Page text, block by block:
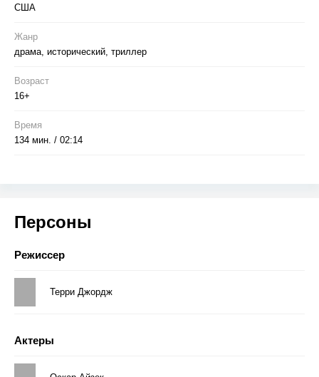
жестоко преследовать национальные меньшинства.
сдержать – обещание выжить и поведать миру правдивую
историю.
США
Жанр
драма, исторический, триллер
Возраст
16+
Время
134 мин. / 02:14
Персоны
Режиссер
Терри Джордж
Актеры